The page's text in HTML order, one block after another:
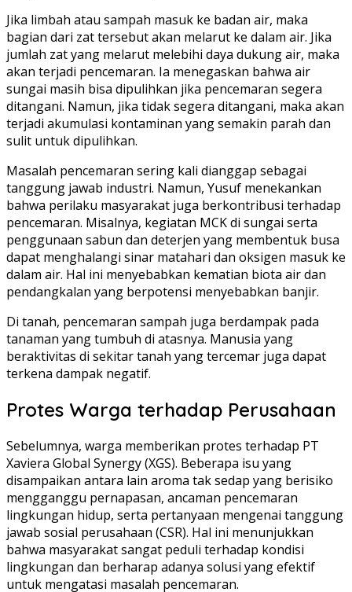
Jika limbah atau sampah masuk ke badan air, maka
bagian dari zat tersebut akan melarut ke dalam air. Jika
jumlah zat yang melarut melebihi daya dukung air, maka
akan terjadi pencemaran. Ia menegaskan bahwa air
sungai masih bisa dipulihkan jika pencemaran segera
ditangani. Namun, jika tidak segera ditangani, maka akan
terjadi akumulasi kontaminan yang semakin parah dan
sulit untuk dipulihkan.
Masalah pencemaran sering kali dianggap sebagai
tanggung jawab industri. Namun, Yusuf menekankan
bahwa perilaku masyarakat juga berkontribusi terhadap
pencemaran. Misalnya, kegiatan MCK di sungai serta
penggunaan sabun dan deterjen yang membentuk busa
dapat menghalangi sinar matahari dan oksigen masuk ke
dalam air. Hal ini menyebabkan kematian biota air dan
pendangkalan yang berpotensi menyebabkan banjir.
Di tanah, pencemaran sampah juga berdampak pada
tanaman yang tumbuh di atasnya. Manusia yang
beraktivitas di sekitar tanah yang tercemar juga dapat
terkena dampak negatif.
Protes Warga terhadap Perusahaan
Sebelumnya, warga memberikan protes terhadap PT
Xaviera Global Synergy (XGS). Beberapa isu yang
disampaikan antara lain aroma tak sedap yang berisiko
mengganggu pernapasan, ancaman pencemaran
lingkungan hidup, serta pertanyaan mengenai tanggung
jawab sosial perusahaan (CSR). Hal ini menunjukkan
bahwa masyarakat sangat peduli terhadap kondisi
lingkungan dan berharap adanya solusi yang efektif
untuk mengatasi masalah pencemaran.